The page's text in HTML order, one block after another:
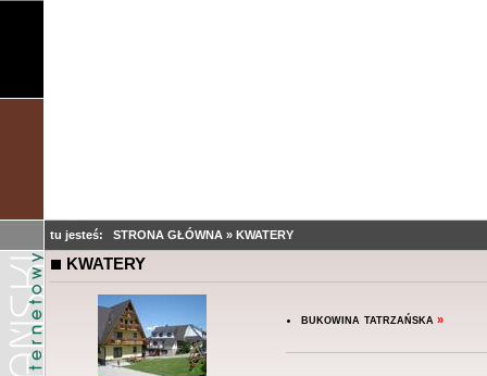
tu jesteś: STRONA GŁÓWNA » KWATERY
KWATERY
bukowina tatrzańska »